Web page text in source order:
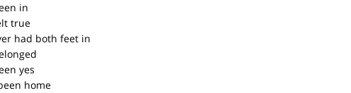
in
true
had both feet in
yes
home